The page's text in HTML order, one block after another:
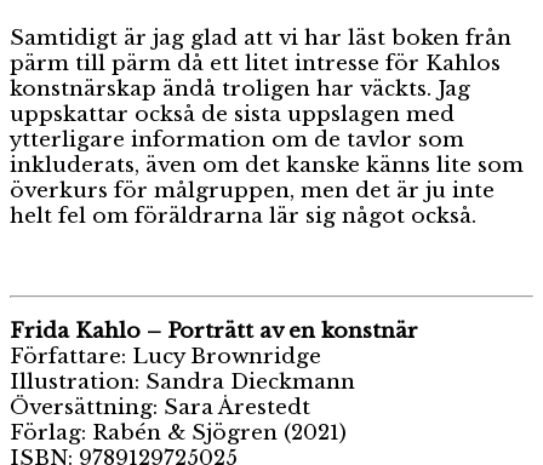
Samtidigt är jag glad att vi har läst boken från
pärm till pärm då ett litet intresse för Kahlos
konstnärskap ändå troligen har väckts. Jag
uppskattar också de sista uppslagen med
ytterligare information om de tavlor som
inkluderats, även om det kanske känns lite som
överkurs för målgruppen, men det är ju inte
helt fel om föräldrarna lär sig något också.
Frida Kahlo – Porträtt av en konstnär
Författare: Lucy Brownridge
Illustration: Sandra Dieckmann
Översättning: Sara Årestedt
Förlag: Rabén & Sjögren (2021)
ISBN: 9789129725025